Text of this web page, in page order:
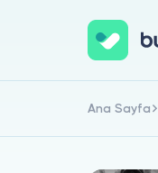
Ana Sayfa